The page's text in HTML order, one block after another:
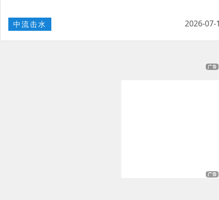
中流击水 2026-07-